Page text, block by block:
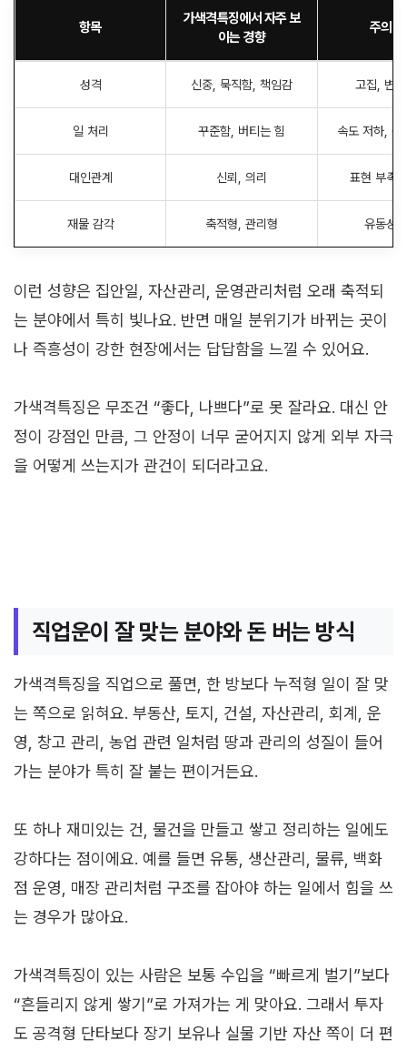
항목
가색격특징에서 자주 보
이는 경향
주의할
성격 신중, 묵직함, 책임감 고집, 변
일 처리 꾸준함, 버티는 힘 속도 저하, 융
대인관계 신뢰, 의리 표현 부족,
재물 감각 축적형, 관리형 유동성
이런 성향은 집안일, 자산관리, 운영관리처럼 오래 축적되
는 분야에서 특히 빛나요. 반면 매일 분위기가 바뀌는 곳이
나 즉흥성이 강한 현장에서는 답답함을 느낄 수 있어요.
가색격특징은 무조건 “좋다, 나쁘다”로 못 잘라요. 대신 안
정이 강점인 만큼, 그 안정이 너무 굳어지지 않게 외부 자극
을 어떻게 쓰는지가 관건이 되더라고요.
직업운이 잘 맞는 분야와 돈 버는 방식
가색격특징을 직업으로 풀면, 한 방보다 누적형 일이 잘 맞
는 쪽으로 읽혀요. 부동산, 토지, 건설, 자산관리, 회계, 운
영, 창고 관리, 농업 관련 일처럼 땅과 관리의 성질이 들어
가는 분야가 특히 잘 붙는 편이거든요.
또 하나 재미있는 건, 물건을 만들고 쌓고 정리하는 일에도
강하다는 점이에요. 예를 들면 유통, 생산관리, 물류, 백화
점 운영, 매장 관리처럼 구조를 잡아야 하는 일에서 힘을 쓰
는 경우가 많아요.
가색격특징이 있는 사람은 보통 수입을 “빠르게 벌기”보다
“흔들리지 않게 쌓기”로 가져가는 게 맞아요. 그래서 투자
도 공격형 단타보다 장기 보유나 실물 기반 자산 쪽이 더 편